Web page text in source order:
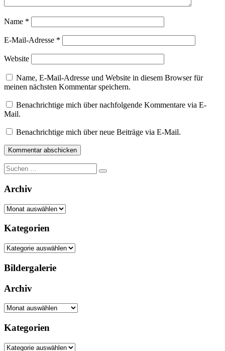
Name *
E-Mail-Adresse *
Website
Name, E-Mail-Adresse und Website in diesem Browser für
meinen nächsten Kommentar speichern.
Benachrichtige mich über nachfolgende Kommentare via E-
Mail.
Benachrichtige mich über neue Beiträge via E-Mail.
Suche
nach:
Archiv
Archiv
Kategorien
Kategorien
Bildergalerie
Archiv
Archiv
Kategorien
Kategorien